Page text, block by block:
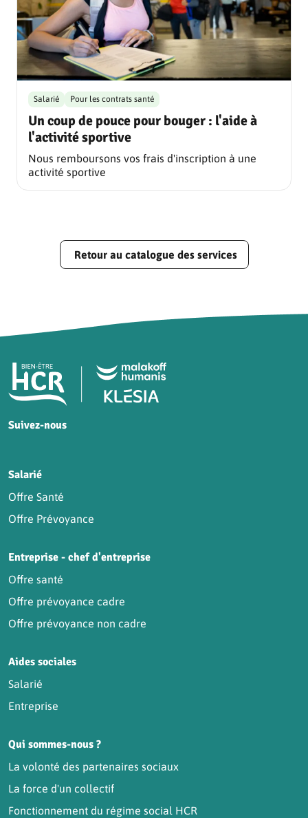
Un coup de pouce pour bouger : l'aide à
l'activité sportive
Salarié Pour les contrats santé
Nous remboursons vos frais d'inscription à une
activité sportive
Retour au catalogue des services
Pied de page HCR Bien-Être
Suivez-nous
Salarié
Offre Santé
Offre Prévoyance
Entreprise - chef d'entreprise
Offre santé
Offre prévoyance cadre
Offre prévoyance non cadre
Aides sociales
Salarié
Entreprise
Qui sommes-nous ?
La volonté des partenaires sociaux
La force d'un collectif
Fonctionnement du régime social HCR